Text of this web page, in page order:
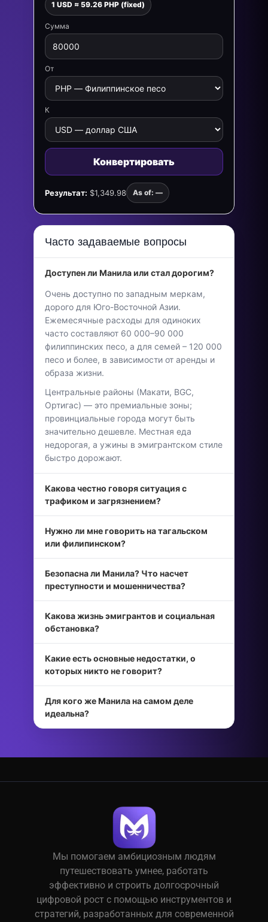
1 USD ≈ 59.26 PHP (fixed)
Сумма
От
К
Конвертировать
Результат: $1,349.98 As of: —
Часто задаваемые вопросы
Доступен ли Манила или стал дорогим?
Очень доступно по западным меркам,
дорого для Юго-Восточной Азии.
Ежемесячные расходы для одиноких
часто составляют 60 000–90 000
филиппинских песо, а для семей – 120 000
песо и более, в зависимости от аренды и
образа жизни.
Центральные районы (Макати, BGC,
Ортигас) — это премиальные зоны;
провинциальные города могут быть
значительно дешевле. Местная еда
недорогая, а ужины в эмигрантском стиле
быстро дорожают.
Какова честно говоря ситуация с
трафиком и загрязнением?
Нужно ли мне говорить на тагальском
или филипинском?
Безопасна ли Манила? Что насчет
преступности и мошенничества?
Какова жизнь эмигрантов и социальная
обстановка?
Какие есть основные недостатки, о
которых никто не говорит?
Для кого же Манила на самом деле
идеальна?
Мы помогаем амбициозным людям
путешествовать умнее, работать
эффективно и строить долгосрочный
цифровой рост с помощью инструментов и
стратегий, разработанных для современной